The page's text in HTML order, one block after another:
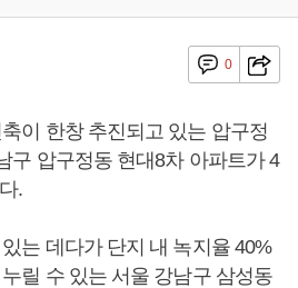
0
이 한창 추진되고 있는 압구정
구 압구정동 현대8차 아파트가 4
.
는 데다가 단지 내 녹지율 40%
릴 수 있는 서울 강남구 삼성동